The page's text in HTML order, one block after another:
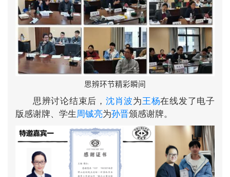
思辨环节精彩瞬间
思辨讨论结束后， 沈肖波为王杨在线发了电子
版感谢牌、学生 周铖亮为孙晋颁感谢牌。